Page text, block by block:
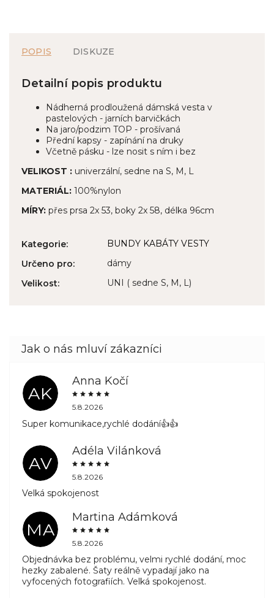
POPIS DISKUZE
Detailní popis produktu
Nádherná prodloužená dámská vesta v
pastelových - jarních barvičkách
Na jaro/podzim TOP - prošívaná
Přední kapsy - zapínání na druky
Včetně pásku - lze nosit s ním i bez
VELIKOST : univerzální, sedne na S, M, L
MATERIÁL: 100%nylon
MÍRY: přes prsa 2x 53, boky 2x 58, délka 96cm
Kategorie:
BUNDY KABÁTY VESTY
Určeno pro:
dámy
Velikost: UNI ( sedne S, M, L)
AK
Anna Kočí
5.8.2026
Super komunikace,rychlé dodání👍👍
AV
Adéla Vilánková
5.8.2026
Velká spokojenost
MA
Martina Adámková
5.8.2026
Objednávka bez problému, velmi rychlé dodání, moc
hezky zabalené. Šaty reálně vypadají jako na
vyfocených fotografiích. Velká spokojenost.